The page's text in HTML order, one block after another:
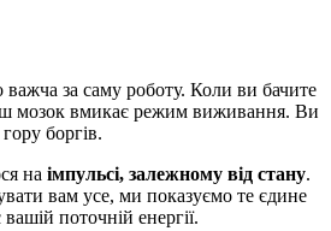
важча за саму роботу. Коли ви бачите
мозок вмикає режим виживання. Ви
боргів.
на імпульсі, залежному від стану.
вам усе, ми показуємо те єдине
поточній енергії.